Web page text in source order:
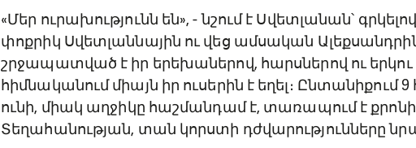
չունեցավ
«Մեր ուրախությունն են», - նշում է Սվետլանան՝
փոքրիկ Սվետլաննային ու վեց ամսական
շրջապատված է իր երեխաներով, հարսներով ու երկու
հիմնականում միայն իր ուսերին է եղել։ Ընտանիքում